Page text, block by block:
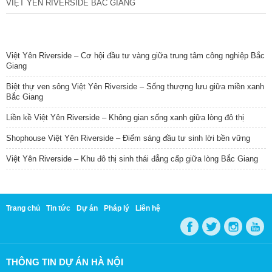
VIỆT YÊN RIVERSIDE BẮC GIANG
Việt Yên Riverside – Cơ hội đầu tư vàng giữa trung tâm công nghiệp Bắc
Giang
Biệt thự ven sông Việt Yên Riverside – Sống thượng lưu giữa miền xanh
Bắc Giang
Liền kề Việt Yên Riverside – Không gian sống xanh giữa lòng đô thị
Shophouse Việt Yên Riverside – Điểm sáng đầu tư sinh lời bền vững
Việt Yên Riverside – Khu đô thị sinh thái đẳng cấp giữa lòng Bắc Giang
Trang chủ Tin tức Dự án Pháp lý Liên hệ
THÔNG TIN DỰ ÁN HÀ NỘI